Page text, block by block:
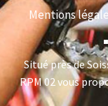
Mentions
Situé près de
RPM 02 vous